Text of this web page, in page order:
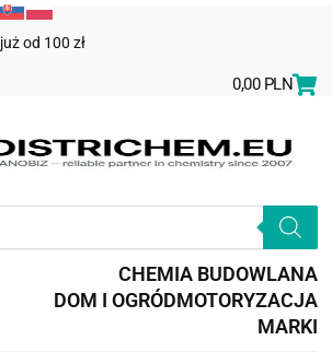
już od 100 zł
0,00 PLN
CHEMIA BUDOWLANA
DOM I OGRÓDMOTORYZACJA
MARKI